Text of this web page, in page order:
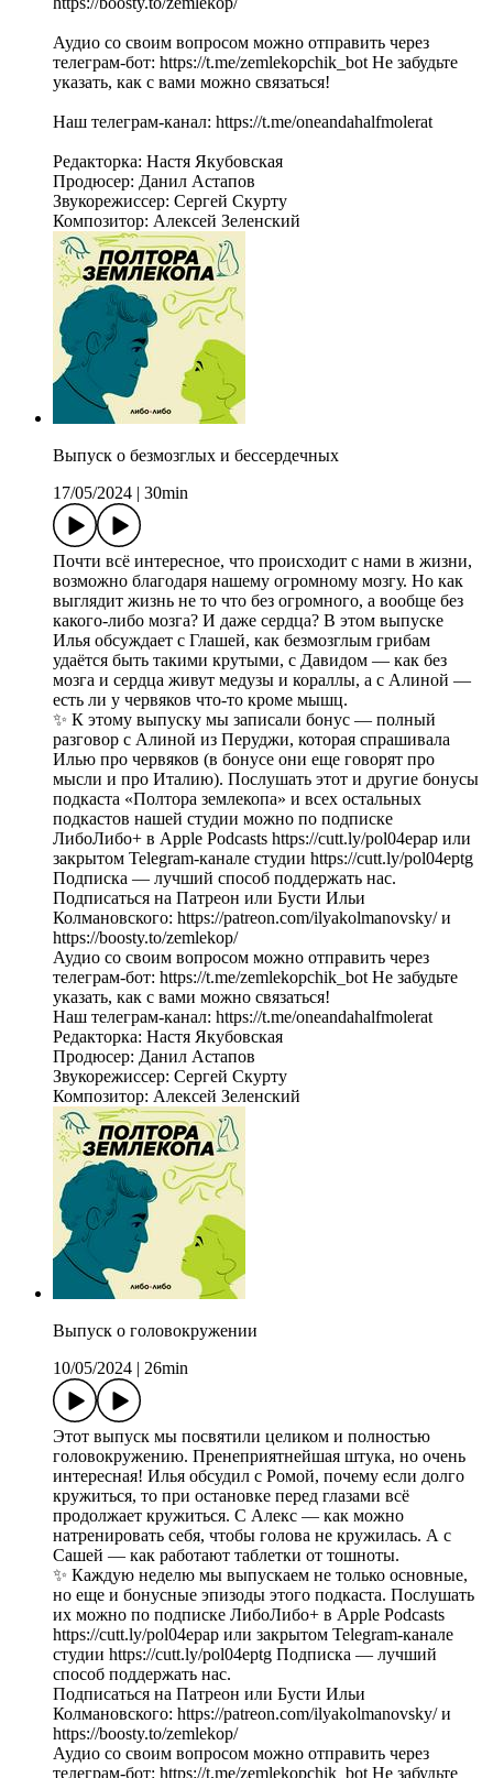
Аудио со своим вопросом можно отправить через
телеграм-бот: https://t.me/zemlekopchik_bot Не забудьте
указать, как с вами можно связаться!
Наш телеграм-канал: https://t.me/oneandahalfmolerat
Редакторка: Настя Якубовская
Продюсер: Данил Астапов
Звукорежиссер: Сергей Скурту
Композитор: Алексей Зеленский
Выпуск о безмозглых и бессердечных
17/05/2024
30min
Почти всё интересное, что происходит с нами в жизни,
возможно благодаря нашему огромному мозгу. Но как
выглядит жизнь не то что без огромного, а вообще без
какого-либо мозга? И даже сердца? В этом выпуске
Илья обсуждает с Глашей, как безмозглым грибам
удаётся быть такими крутыми, с Давидом — как без
мозга и сердца живут медузы и кораллы, а с Алиной —
есть ли у червяков что-то кроме мышц.
✨ К этому выпуску мы записали бонус — полный
разговор с Алиной из Перуджи, которая спрашивала
Илью про червяков (в бонусе они еще говорят про
мысли и про Италию). Послушать этот и другие бонусы
подкаста «Полтора землекопа» и всех остальных
подкастов нашей студии можно по подписке
ЛибоЛибо+ в Apple Podcasts https://cutt.ly/pol04epap или
закрытом Telegram-канале студии https://cutt.ly/pol04eptg
Подписка — лучший способ поддержать нас.
Подписаться на Патреон или Бусти Ильи
Колмановского: https://patreon.com/ilyakolmanovsky/ и
https://boosty.to/zemlekop/
Аудио со своим вопросом можно отправить через
телеграм-бот: https://t.me/zemlekopchik_bot Не забудьте
указать, как с вами можно связаться!
Наш телеграм-канал: https://t.me/oneandahalfmolerat
Редакторка: Настя Якубовская
Продюсер: Данил Астапов
Звукорежиссер: Сергей Скурту
Композитор: Алексей Зеленский
Выпуск о головокружении
10/05/2024
26min
Этот выпуск мы посвятили целиком и полностью
головокружению. Пренеприятнейшая штука, но очень
интересная! Илья обсудил с Ромой, почему если долго
кружиться, то при остановке перед глазами всё
продолжает кружиться. С Алекс — как можно
натренировать себя, чтобы голова не кружилась. А с
Сашей — как работают таблетки от тошноты.
✨ Каждую неделю мы выпускаем не только основные,
но еще и бонусные эпизоды этого подкаста. Послушать
их можно по подписке ЛибоЛибо+ в Apple Podcasts
https://cutt.ly/pol04epap или закрытом Telegram-канале
студии https://cutt.ly/pol04eptg Подписка — лучший
способ поддержать нас.
Подписаться на Патреон или Бусти Ильи
Колмановского: https://patreon.com/ilyakolmanovsky/ и
https://boosty.to/zemlekop/
Аудио со своим вопросом можно отправить через
телеграм-бот: https://t.me/zemlekopchik_bot Не забудьте